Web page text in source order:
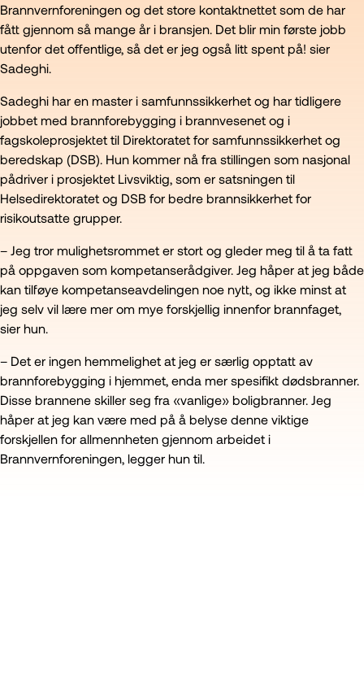
Brannvernforeningen og det store kontaktnettet som de har
fått gjennom så mange år i bransjen. Det blir min første jobb
utenfor det offentlige, så det er jeg også litt spent på! sier
Sadeghi.
Sadeghi har en master i samfunnssikkerhet og har tidligere
jobbet med brannforebygging i brannvesenet og i
fagskoleprosjektet til Direktoratet for samfunnssikkerhet og
beredskap (DSB). Hun kommer nå fra stillingen som nasjonal
pådriver i prosjektet Livsviktig, som er satsningen til
Helsedirektoratet og DSB for bedre brannsikkerhet for
risikoutsatte grupper.
– Jeg tror mulighetsrommet er stort og gleder meg til å ta fatt
på oppgaven som kompetanserådgiver. Jeg håper at jeg både
kan tilføye kompetanse­avdelingen noe nytt, og ikke minst at
jeg selv vil lære mer om mye forskjellig innenfor brannfaget,
sier hun.
– Det er ingen hemmelighet at jeg er særlig opptatt av
brannforebygging i hjemmet, enda mer spesifikt dødsbranner.
Disse brannene skiller seg fra «vanlige» boligbranner. Jeg
håper at jeg kan være med på å belyse denne viktige
forskjellen for allmennheten gjennom arbeidet i
Brannvernforeningen, legger hun til.